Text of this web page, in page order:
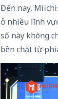
Đến nay,
ở nhiều lĩnh
số này không
bền chặt từ